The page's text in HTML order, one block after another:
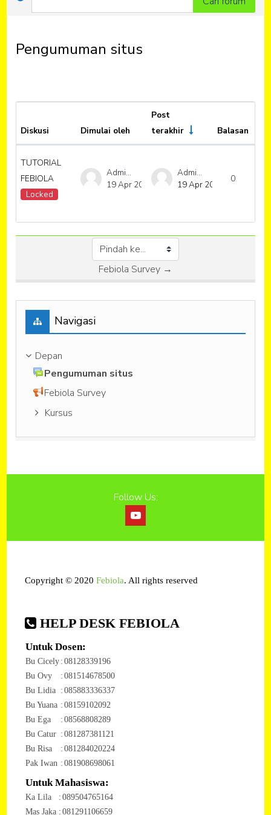
Pengumuman situs
List of discussions. Showing 1 of 1
Status
Diskusi Dimulai oleh
Post
terakhir
Balasan
TUTORIAL
FEBIOLA
Locked
Admin -
19 Apr 2021
Admin -
19 Apr 2021
0
Febiola Survey →
Abaikan Navigasi
Navigasi
Depan
Pengumuman situs
Febiola Survey
Kursus
Follow Us:
Copyright © 2020Febiola. All rights reserved
HELP DESK FEBIOLA
Untuk Dosen:
Bu Cicely : 08128339196
Bu Ovy
: 081514678500
Bu Lidia : 085883336337
Bu Yuana : 08159102092
Bu Ega
: 08568808289
Bu Catur : 081287381121
Bu Risa
: 081284020224
Pak Iwan : 081908698061
Untuk Mahasiswa:
Ka Lila : 089504765164
Mas Jaka : 081291106659